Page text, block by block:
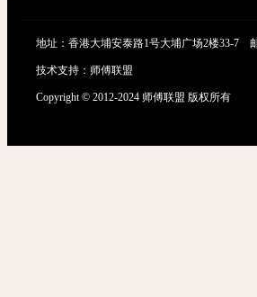
地址：香港大埔安泰路1号大埔广场2楼33-7
技术支持： 师傅联盟
Copyright © 2012-2024 师傅联盟 版权所有